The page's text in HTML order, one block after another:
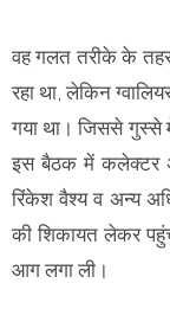
वह गलत तरीके के
रहा था, लेकिन
गया था। जिससे गुस्से
इस बैठक में कलेक्टर
रिंकेश वैश्य व अन्य
की शिकायत लेकर
आग लगा ली।